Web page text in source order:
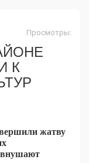
Просмотры:
К
жатву
внушают